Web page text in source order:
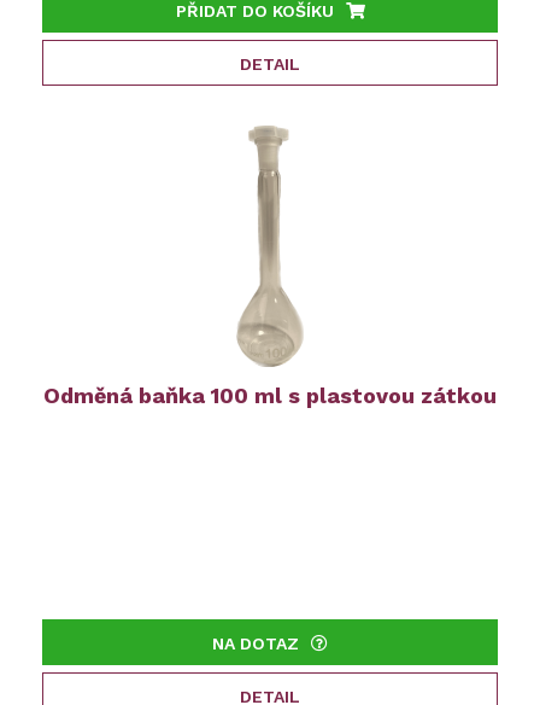
PŘIDAT DO KOŠÍKU
DETAIL
Odměná baňka 100 ml s plastovou zátkou
NA DOTAZ
DETAIL